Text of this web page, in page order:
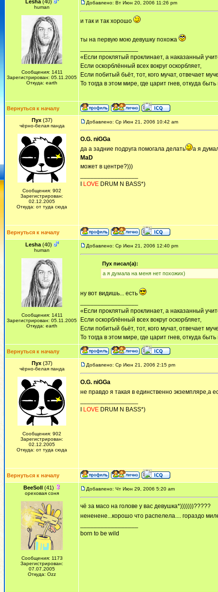
Lesha(40)
human
Сообщения: 1411
Зарегистрирован: 05.11.2005
Откуда: earth
Добавлено: Вт Июн 20, 2006 11:26 pm
и так и так хорошо
ты на первую мою девушку похожа
«Если проклятый проклинает, а наказанный
Если оскорблённый всех вокруг оскорбляет,
Если побитый бьёт, тот, кого мучат, отвечает
То тогда в этом мире, где царит гнев, откуда
Вернуться к началу
Пух(37)
чёрно-белая панда
Сообщения: 902
Зарегистрирован:
02.12.2005
Откуда: от туда сюда
Добавлено: Ср Июн 21, 2006 10:42 am
O.G. niGGa
да а задние подруга помогала делать
а я
MaD
может в центре?)))
LOVE DRUM N BASS*)
Вернуться к началу
Lesha(40)
human
Сообщения: 1411
Зарегистрирован: 05.11.2005
Откуда: earth
Добавлено: Ср Июн 21, 2006 12:40 pm
Пух писал(а):
а я думала на меня нет похожих)
ну вот видишь... есть
«Если проклятый проклинает, а наказанный
Если оскорблённый всех вокруг оскорбляет,
Если побитый бьёт, тот, кого мучат, отвечает
То тогда в этом мире, где царит гнев, откуда
Вернуться к началу
Пух(37)
чёрно-белая панда
Сообщения: 902
Зарегистрирован:
02.12.2005
Откуда: от туда сюда
Добавлено: Ср Июн 21, 2006 2:15 pm
O.G. niGGa
не правдо я такая в единственно экземпляре,а
LOVE DRUM N BASS*)
Вернуться к началу
BeeSoll(41)
ореховая соня
Сообщения: 1173
Зарегистрирован:
07.07.2005
Откуда: Ozz
Добавлено: Чт Июн 29, 2006 5:20 am
чё за масо на голове у вас девушка*)))))))?????
нененене...корошо что распелела.... гораздо
born to be wild